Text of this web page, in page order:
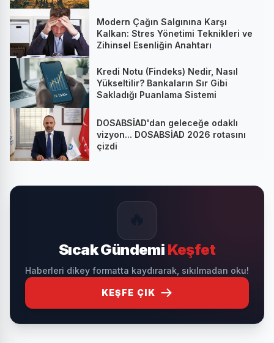
Modern Çağın Salgınına Karşı
Kalkan: Stres Yönetimi Teknikleri ve
Zihinsel Esenliğin Anahtarı
Kredi Notu (Findeks) Nedir, Nasıl
Yükseltilir? Bankaların Sır Gibi
Sakladığı Puanlama Sistemi
DOSABSİAD'dan geleceğe odaklı
vizyon... DOSABSİAD 2026 rotasını
çizdi
Sıcak Gündemi Keşfet
Haberleri dikey formatta kaydırarak, sıkılmadan oku!
KEŞFE ÇIK